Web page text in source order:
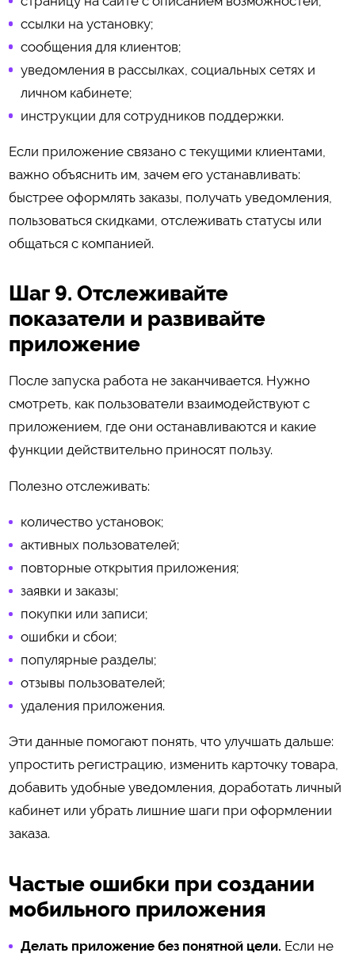
ссылки на установку;
сообщения для клиентов;
уведомления в рассылках, социальных сетях и
личном кабинете;
инструкции для сотрудников поддержки.
Если приложение связано с текущими клиентами,
важно объяснить им, зачем его устанавливать:
быстрее оформлять заказы, получать уведомления,
пользоваться скидками, отслеживать статусы или
общаться с компанией.
Шаг 9. Отслеживайте
показатели и развивайте
приложение
После запуска работа не заканчивается. Нужно
смотреть, как пользователи взаимодействуют с
приложением, где они останавливаются и какие
функции действительно приносят пользу.
Полезно отслеживать:
количество установок;
активных пользователей;
повторные открытия приложения;
заявки и заказы;
покупки или записи;
ошибки и сбои;
популярные разделы;
отзывы пользователей;
удаления приложения.
Эти данные помогают понять, что улучшать дальше:
упростить регистрацию, изменить карточку товара,
добавить удобные уведомления, доработать личный
кабинет или убрать лишние шаги при оформлении
заказа.
Частые ошибки при создании
мобильного приложения
Делать приложение без понятной цели. Если не